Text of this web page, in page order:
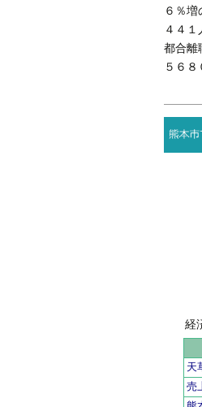
６％
４４
都合離
５６８
経
天
売